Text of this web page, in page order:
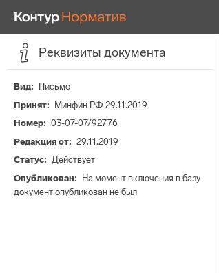
Реквизиты документа
Вид
Письмо
Принят
Минфин РФ 29.11.2019
Номер
03-07-07/92776
Редакция от
29.11.2019
Статус
Действует
Опубликован
На момент включения в базу
документ опубликован не был